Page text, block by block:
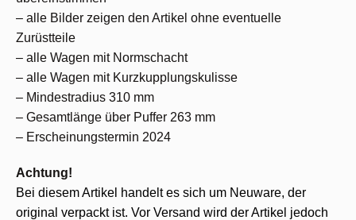
– alle Bilder zeigen den Artikel ohne eventuelle
Zurüstteile
– alle Wagen mit Normschacht
– alle Wagen mit Kurzkupplungskulisse
– Mindestradius 310 mm
– Gesamtlänge über Puffer 263 mm
– Erscheinungstermin 2024
Achtung!
Bei diesem Artikel handelt es sich um Neuware, der
original verpackt ist. Vor Versand wird der Artikel jedoch